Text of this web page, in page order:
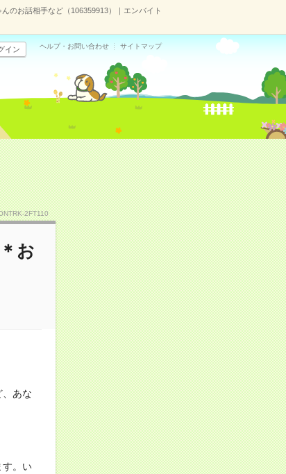
のお話相手など（106359913）｜エンバイト
イン ヘルプ・お問い合わせ サイトマップ
2FT110
お
あな
す。い